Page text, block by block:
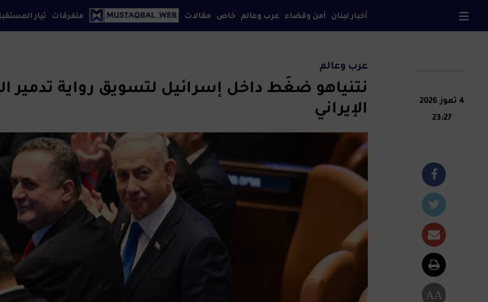
أخبار لبنان أمن وقضاء عرب وعالم خاص مقالات متفرقات
تكنولوجيا
فن
منوعات
موضة
تيار
عرب وعالم
نتنياهو ضغَط داخل إسرائيل لتسويق رواية تدمير
الإيراني
4 تموز 2026
23:27
AA